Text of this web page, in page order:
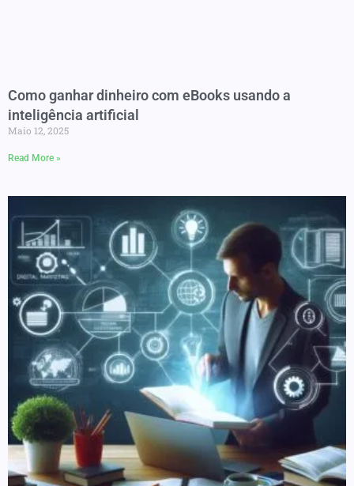
Como ganhar dinheiro com eBooks usando a
inteligência artificial
Maio 12, 2025
Read More »